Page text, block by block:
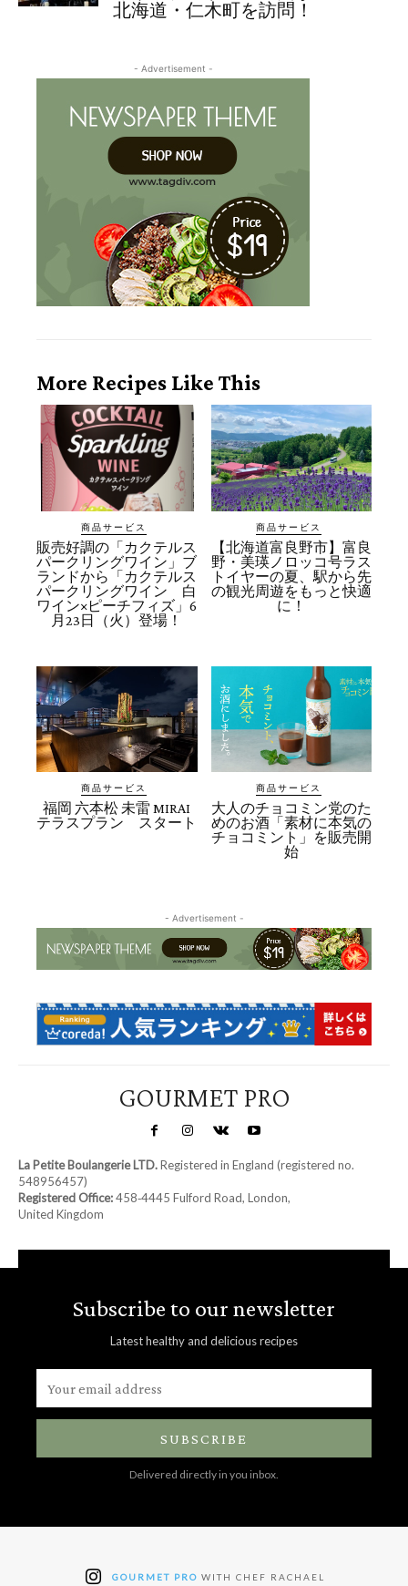
北海道・仁木町を訪問！
- Advertisement -
More Recipes Like This
商品サービス
販売好調の「カクテルス
パークリングワイン」ブ
ランドから「カクテルス
パークリングワイン 白
ワイン×ピーチフィズ」6
月23日（火）登場！
商品サービス
【北海道富良野市】富良
野・美瑛ノロッコ号ラス
トイヤーの夏、駅から先
の観光周遊をもっと快適
に！
商品サービス
福岡 六本松 未雷 MIRAI
テラスプラン スタート
商品サービス
大人のチョコミン党のた
めのお酒「素材に本気の
チョコミント」を販売開
始
- Advertisement -
GOURMET PRO
La Petite Boulangerie LTD.Registered in England (registered no.
548956457)
Registered Office:458‑4445 Fulford Road, London,
United Kingdom
Subscribe to our newsletter
Latest healthy and delicious recipes
SUBSCRIBE
Delivered directly in you inbox.
GOURMET PRO WITH CHEF RACHAEL